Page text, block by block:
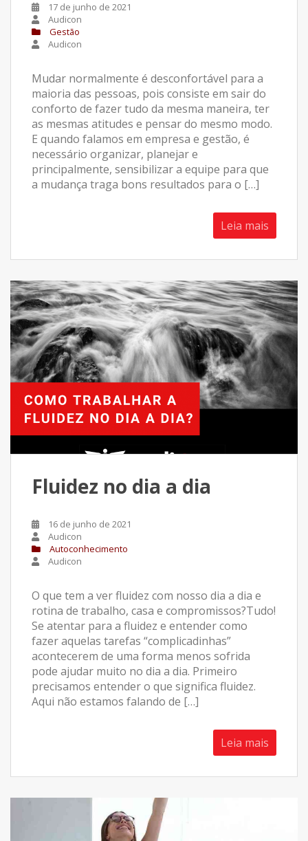
17 de junho de 2021
Audicon
Gestão
Audicon
Mudar normalmente é desconfortável para a
maioria das pessoas, pois consiste em sair do
conforto de fazer tudo da mesma maneira, ter
as mesmas atitudes e pensar do mesmo modo.
E quando falamos em empresa e gestão, é
necessário organizar, planejar e
principalmente, sensibilizar a equipe para que
a mudança traga bons resultados para o […]
Leia mais
Fluidez no dia a dia
16 de junho de 2021
Audicon
Autoconhecimento
Audicon
O que tem a ver fluidez com nosso dia a dia e
rotina de trabalho, casa e compromissos?Tudo!
Se atentar para a fluidez e entender como
fazer aquelas tarefas “complicadinhas”
acontecerem de uma forma menos sofrida
pode ajudar muito no dia a dia. Primeiro
precisamos entender o que significa fluidez.
Aqui não estamos falando de […]
Leia mais